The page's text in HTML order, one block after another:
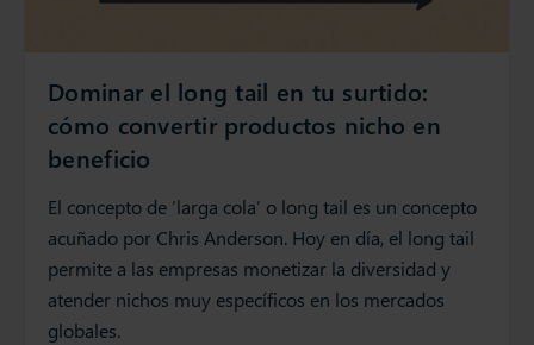
Dominar el long tail en tu surtido:
cómo convertir productos nicho en
beneficio
El concepto de ‘larga cola’ o long tail es un concepto
acuñado por Chris Anderson. Hoy en día, el long tail
permite a las empresas monetizar la diversidad y
atender nichos muy específicos en los mercados
globales.